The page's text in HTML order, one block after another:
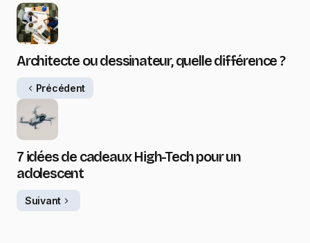
Architecte ou dessinateur, quelle différence ?
Précédent
7 idées de cadeaux High-Tech pour un
adolescent
Suivant